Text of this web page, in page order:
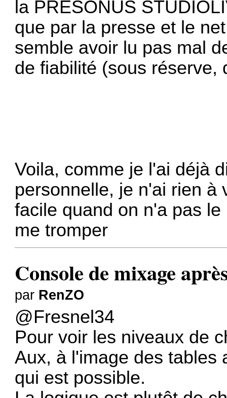
la PRESONUS
que par la presse et le
semble avoir lu pas mal
de fiabilité (sous réserve,
Voila, comme je l'ai déjà
personnelle, je n'ai rien à
facile quand on n'a pas
me tromper
Console de mixage
par RenZO
@Fresnel34
Pour voir les niveaux de
Aux, à l'image des tables
qui est possible.